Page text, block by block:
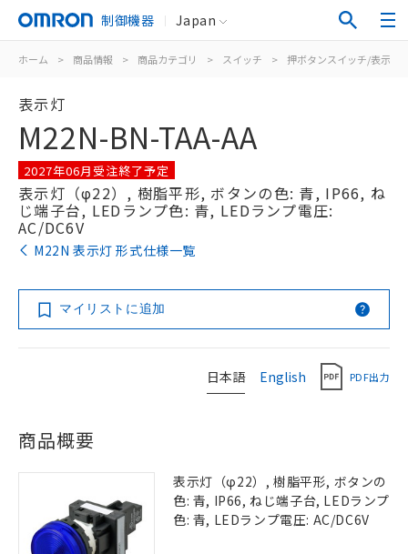
制御機器 Japan
ホーム > 商品情報 > 商品カテゴリ > スイッチ > 押ボタンスイッチ/表示灯
表示灯
M22N-BN-TAA-AA
2027年06月受注終了予定
表示灯（φ22）, 樹脂平形, ボタンの色: 青, IP66, ね
じ端子台, LEDランプ色: 青, LEDランプ電圧:
AC/DC6V
M22N 表示灯 形式仕様一覧
マイリストに追加
日本語 English PDF出力
商品概要
表示灯（φ22）, 樹脂平形, ボタンの
色: 青, IP66, ねじ端子台, LEDランプ
色: 青, LEDランプ電圧: AC/DC6V